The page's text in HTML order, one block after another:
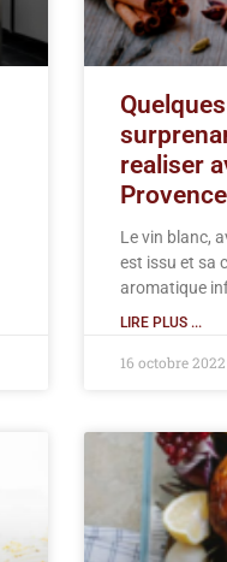
realiser
Le vin blanc,
est issu et sa
aromatique
LIRE PLUS ...
16 octobre 2022